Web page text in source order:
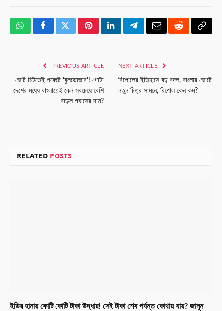
WhatsAppFacebookTwitterPinterestLinkedInTelegramEmailRedditCopy
PREVIOUS ARTICLE
ভোট মিটতেই পকেটে ‘বুলডোজার’! গোটা
দেশের মধ্যে বাংলাতেই কেন সবচেয়ে বেশি
বাড়ল গ্যাসের দাম?
NEXT ARTICLE
রিপোলের ইতিহাসে বড় বদল, বাংলার ভোটে
নতুন চিত্র সামনে, রিপোল কেন কম?
RELATED POSTS
ইডির হানায় কোটি কোটি টাকা উদ্ধার! সেই টাকা শেষ পর্যন্ত কোথায় যায়? জানুন